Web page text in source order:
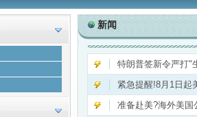
新闻
特朗普签新令严打"
紧急提醒!8月1日起
准备赴美?海外美